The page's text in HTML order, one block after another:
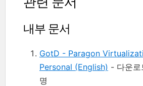
내부 문서
GotD - Paragon
Personal (English) - 다운로
명